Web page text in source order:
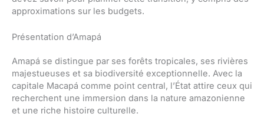
approximations sur les budgets.
Présentation d’Amapá
Amapá se distingue par ses forêts tropicales, ses rivières
majestueuses et sa biodiversité exceptionnelle. Avec la
capitale Macapá comme point central, l’État attire ceux qui
recherchent une immersion dans la nature amazonienne
et une riche histoire culturelle.